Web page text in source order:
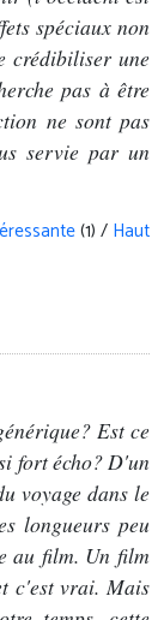
spéciaux non
crédibiliser une
pas à être
ne sont pas
servie par un
(1) / Haut
Est ce
fort écho? D'un
voyage dans le
longueurs peu
au film. Un film
c'est vrai. Mais